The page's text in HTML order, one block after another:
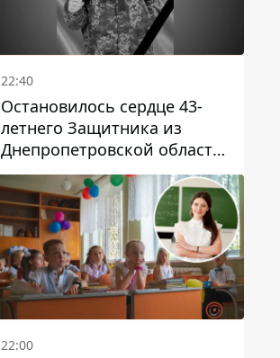
22:40
Остановилось сердце 43-
летнего Защитника из
Днепропетровской области
Евгения Зинченко
22:00